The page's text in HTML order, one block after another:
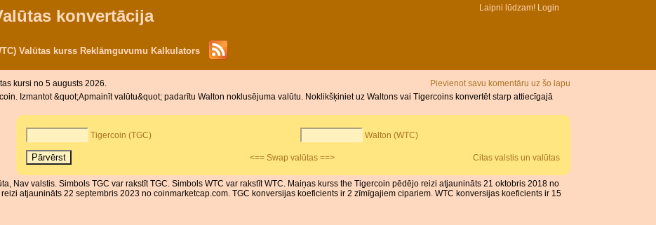
konvertācija Laipni lūdzam! Login
Valūtas kurss Reklāmguvumu Kalkulators
Pievienot savu komentāru uz šo lapu
kursi no 5 augusts 2026.
Izmantot &quot;Apmainīt valūtu&quot; padarītu Walton noklusējuma valūtu. Noklikšķiniet uz Waltons vai Tigercoins konvertēt starp attiecīgajā
Tigercoin (TGC) Walton (WTC)
<== Swap valūtas ==> Citas valstis un valūtas
Nav valstis. Simbols TGC var rakstīt TGC. Simbols WTC var rakstīt WTC. Maiņas kurss the Tigercoin pēdējo reizi atjaunināts 21 oktobris 2018 no
atjaunināts 22 septembris 2023 no coinmarketcap.com. TGC konversijas koeficients ir 2 zīmīgajiem cipariem. WTC konversijas koeficients ir 15